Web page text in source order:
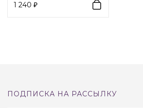
1 240
ПОДПИСКА НА РАССЫЛКУ